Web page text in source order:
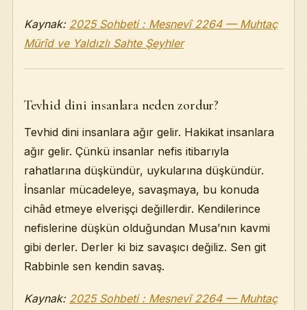
Kaynak: 2025 Sohbeti : Mesnevî 2264 — Muhtaç
Mürîd ve Yaldızlı Sahte Şeyhler
Tevhid dini insanlara neden zordur?
Tevhid dini insanlara ağır gelir. Hakikat insanlara
ağır gelir. Çünkü insanlar nefis itibarıyla
rahatlarına düşkündür, uykularına düşkündür.
İnsanlar mücadeleye, savaşmaya, bu konuda
cihâd etmeye elverişçi değillerdir. Kendilerince
nefislerine düşkün olduğundan Musa’nın kavmi
gibi derler. Derler ki biz savaşıcı değiliz. Sen git
Rabbinle sen kendin savaş.
Kaynak: 2025 Sohbeti : Mesnevî 2264 — Muhtaç